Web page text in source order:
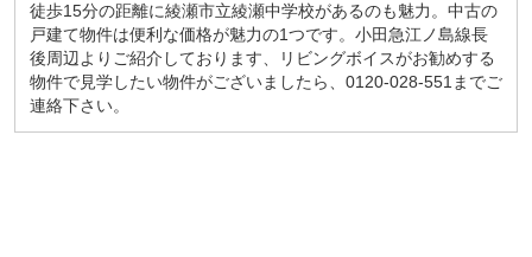
徒歩15分の距離に綾瀬市立綾瀬中学校があるのも魅力。中古の
戸建て物件は便利な価格が魅力の1つです。小田急江ノ島線長
後周辺よりご紹介しております、リビングボイスがお勧めする
物件で見学したい物件がございましたら、0120-028-551までご
連絡下さい。